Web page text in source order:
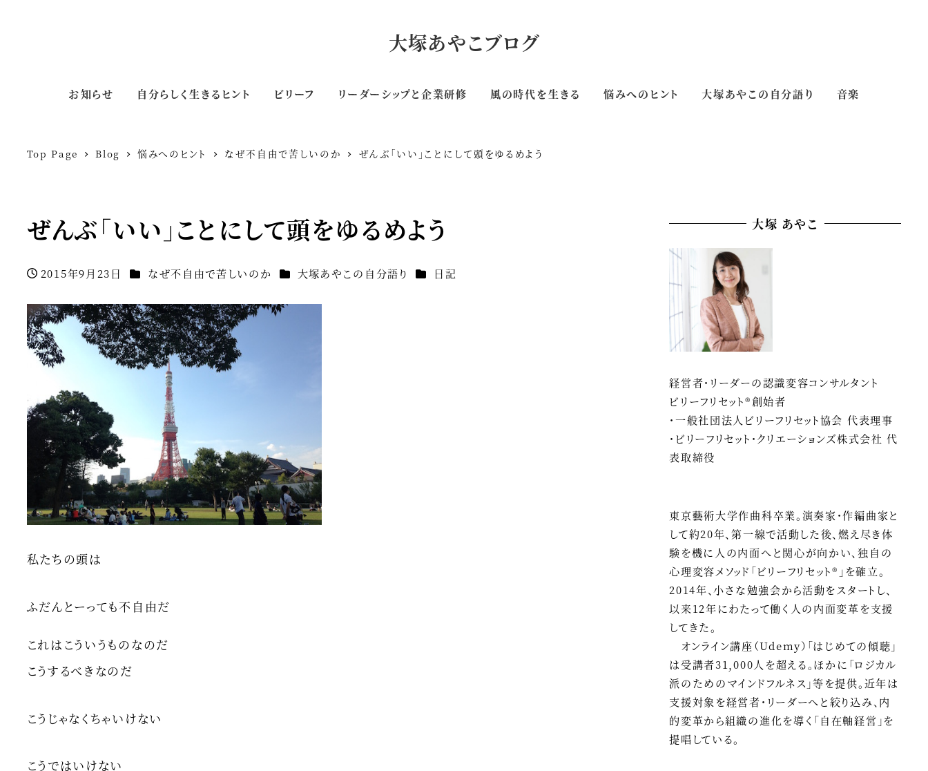
大塚あやこブログ
お知らせ 自分らしく生きるヒント ビリーフ リーダーシップと企業研修 風の時代を生きる 悩みへのヒント 大塚あやこの自分語り 音楽
Top Page Blog 悩みへのヒント なぜ不自由で苦しいのか ぜんぶ「いい」ことにして頭をゆるめよう
ぜんぶ「いい」ことにして頭をゆるめよう
投稿日
2015年9月23日 カテゴリー
なぜ不自由で苦しいのか カテゴリー
大塚あやこの自分語り カテゴリー
日記
私たちの頭は
ふだんとーっても不自由だ
これはこういうものなのだ
こうするべきなのだ
こうじゃなくちゃいけない
こうではいけない
大塚 あやこ
経営者・リーダーの認識変容コンサルタント
ビリーフリセット®創始者
・一般社団法人ビリーフリセット協会 代表理事
・ビリーフリセット・クリエーションズ株式会社 代
表取締役
東京藝術大学作曲科卒業。演奏家・作編曲家と
して約20年、第一線で活動した後、燃え尽き体
験を機に人の内面へと関心が向かい、独自の
心理変容メソッド「ビリーフリセット®」を確立。
2014年、小さな勉強会から活動をスタートし、
以来12年にわたって働く人の内面変革を支援
してきた。
オンライン講座（Udemy）「はじめての傾聴」
は受講者31,000人を超える。ほかに「ロジカル
派のためのマインドフルネス」等を提供。近年は
支援対象を経営者・リーダーへと絞り込み、内
的変革から組織の進化を導く「自在軸経営」を
提唱している。